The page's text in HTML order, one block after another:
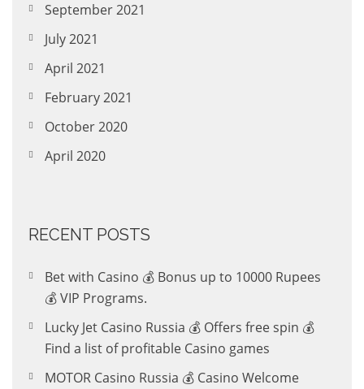
September 2021
July 2021
April 2021
February 2021
October 2020
April 2020
RECENT POSTS
Bet with Casino 💰 Bonus up to 10000 Rupees
💰 VIP Programs.
Lucky Jet Casino Russia 💰 Offers free spin 💰
Find a list of profitable Casino games
MOTOR Casino Russia 💰 Casino Welcome